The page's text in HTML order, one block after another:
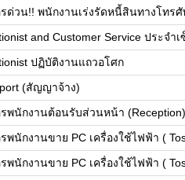
ด่วน!! พนักงานเร่งรัดหนี้สินทางโทรศั
and Customer Service ประจ
ปฏิบัติงานแถวอโศก
(สัญญาจ้าง)
พนักงานต้อนรับส่วนหน้า
พนักงานขาย PC เครื่องใช้ไฟฟ้า (
พนักงานขาย PC เครื่องใช้ไฟฟ้า (